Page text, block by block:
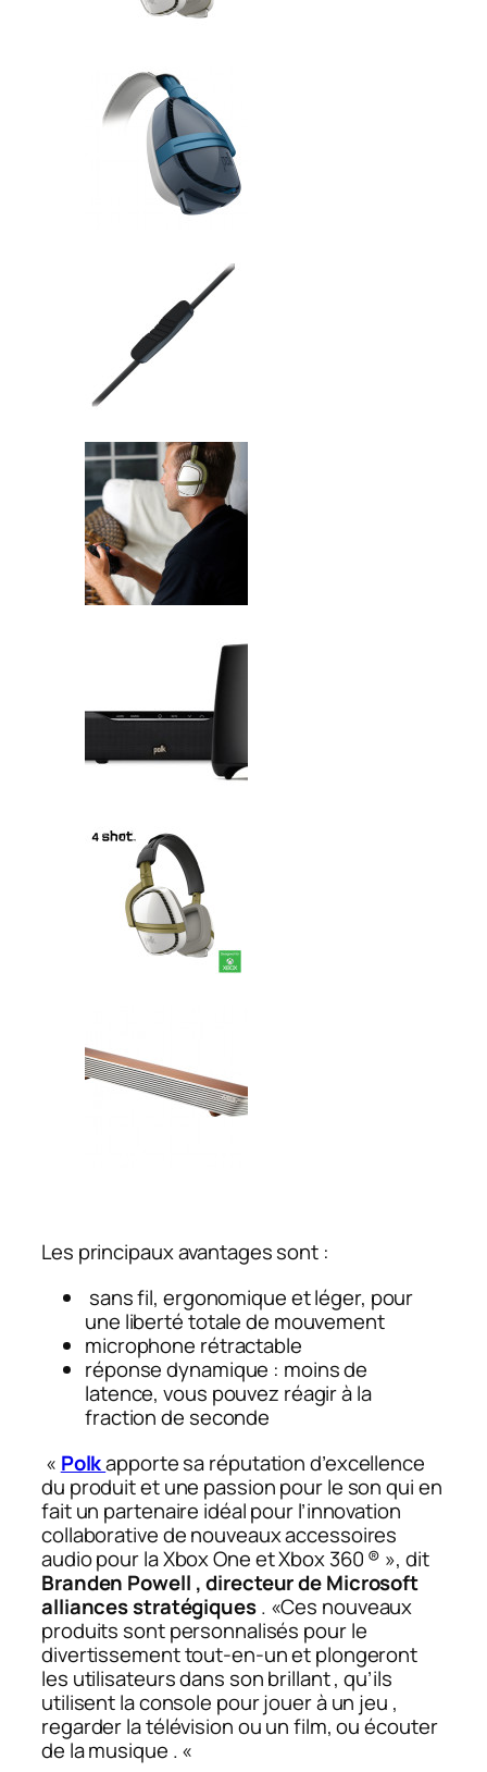
Les principaux avantages sont :
sans fil, ergonomique et léger, pour
une liberté totale de mouvement
microphone rétractable
réponse dynamique : moins de
latence, vous pouvez réagir à la
fraction de seconde
« Polkapporte sa réputation d’excellence
du produit et une passion pour le son qui en
fait un partenaire idéal pour l’innovation
collaborative de nouveaux accessoires
audio pour la Xbox One et Xbox 360 ® », dit
Branden Powell , directeur de Microsoft
alliances stratégiques. «Ces nouveaux
produits sont personnalisés pour le
divertissement tout-en-un et plongeront
les utilisateurs dans son brillant , qu’ils
utilisent la console pour jouer à un jeu ,
regarder la télévision ou un film, ou écouter
de la musique . «